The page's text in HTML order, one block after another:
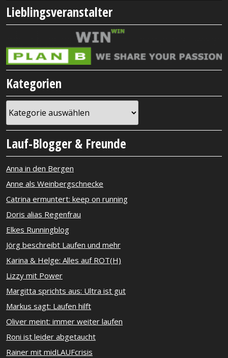
Lieblingsveranstalter
Kategorien
Lauf-Blogger & Freunde
Anna in den Bergen
Anne als Weinbergschnecke
Catrina ermuntert: keep on running
Doris alias Regenfrau
Elkes Runningblog
Jörg beschreibt Laufen und mehr
Karina & Helge: Alles auf ROT(H)
Lizzy mit Power
Margitta sprichts aus: Ultra ist gut
Markus sagt: Laufen hilft
Oliver meint: immer weiter laufen
Roni ist leider abgetaucht
Rainer mit midLAUFcrisis